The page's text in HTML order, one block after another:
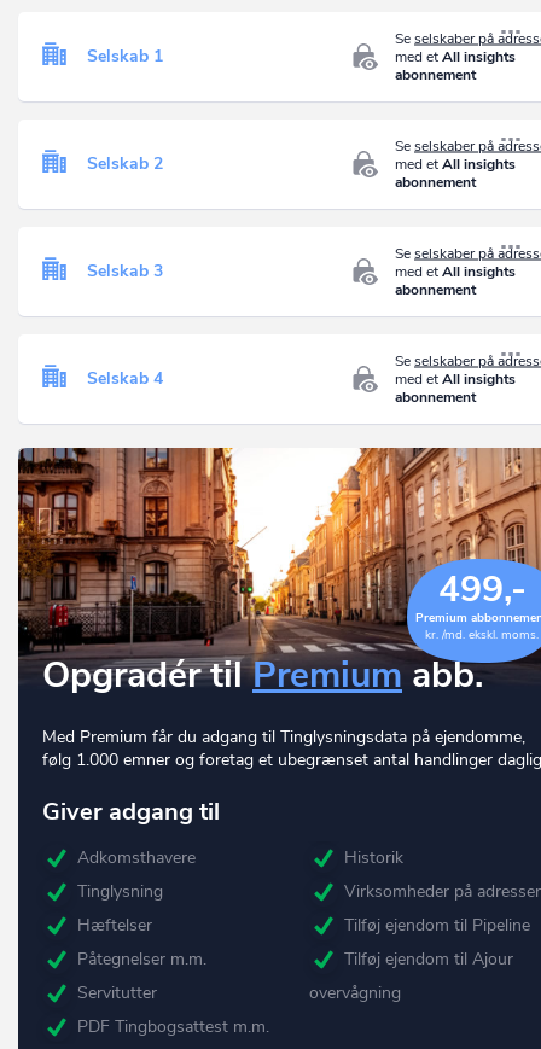
Seselskaber på
med etAll insights
abonnement
Selskab 1
Seselskaber på
med etAll insights
abonnement
Selskab 2
Seselskaber på
med etAll insights
abonnement
Selskab 3
Seselskaber på
med etAll insights
abonnement
Selskab 4
499,-
Premium
kr. /md. ekskl. moms.
Opgradér tilPremium abb.
Med Premium får du adgang til Tinglysningsdata på ejendomme,
følg 1.000 emner og foretag et ubegrænset antal handlinger
Giver adgang til
Adkomsthavere
Tinglysning
Hæftelser
Påtegnelser m.m.
Servitutter
PDF Tingbogsattest m.m.
Historik
Virksomheder på
Tilføj ejendom til Pipeline
Tilføj ejendom til Ajour
overvågning